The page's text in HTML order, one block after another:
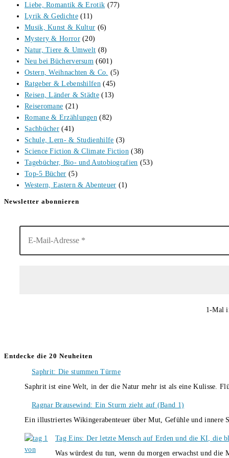
Liebe, Romantik & Erotik (77)
Lyrik & Gedichte (11)
Musik, Kunst & Kultur (6)
Mystery & Horror (20)
Natur, Tiere & Umwelt (8)
Neu bei Bücherversum (601)
Ostern, Weihnachten & Co. (5)
Ratgeber & Lebenshilfen (45)
Reisen, Länder & Städte (13)
Reiseromane (21)
Romane & Erzählungen (82)
Sachbücher (41)
Schule, Lern- & Studienhilfe (3)
Science Fiction & Climate Fiction (38)
Tagebücher, Bio- und Autobiografien (53)
Top-5 Bücher (5)
Western, Eastern & Abenteuer (1)
Newsletter abonnieren
1-Mal
Entdecke die 20 Neuheiten
Saphrit: Die stummen Türme
Saphrit ist eine Welt, in der die Natur mehr ist als eine Kulisse.
Ragnar Brausewind: Ein Sturm zieht auf (Band 1)
Ein illustriertes Wikingerabenteuer über Mut, Gefühle und
Tag Eins: Der letzte Mensch auf Erden und die KI, die
Was würdest du tun, wenn du morgen erwachst und